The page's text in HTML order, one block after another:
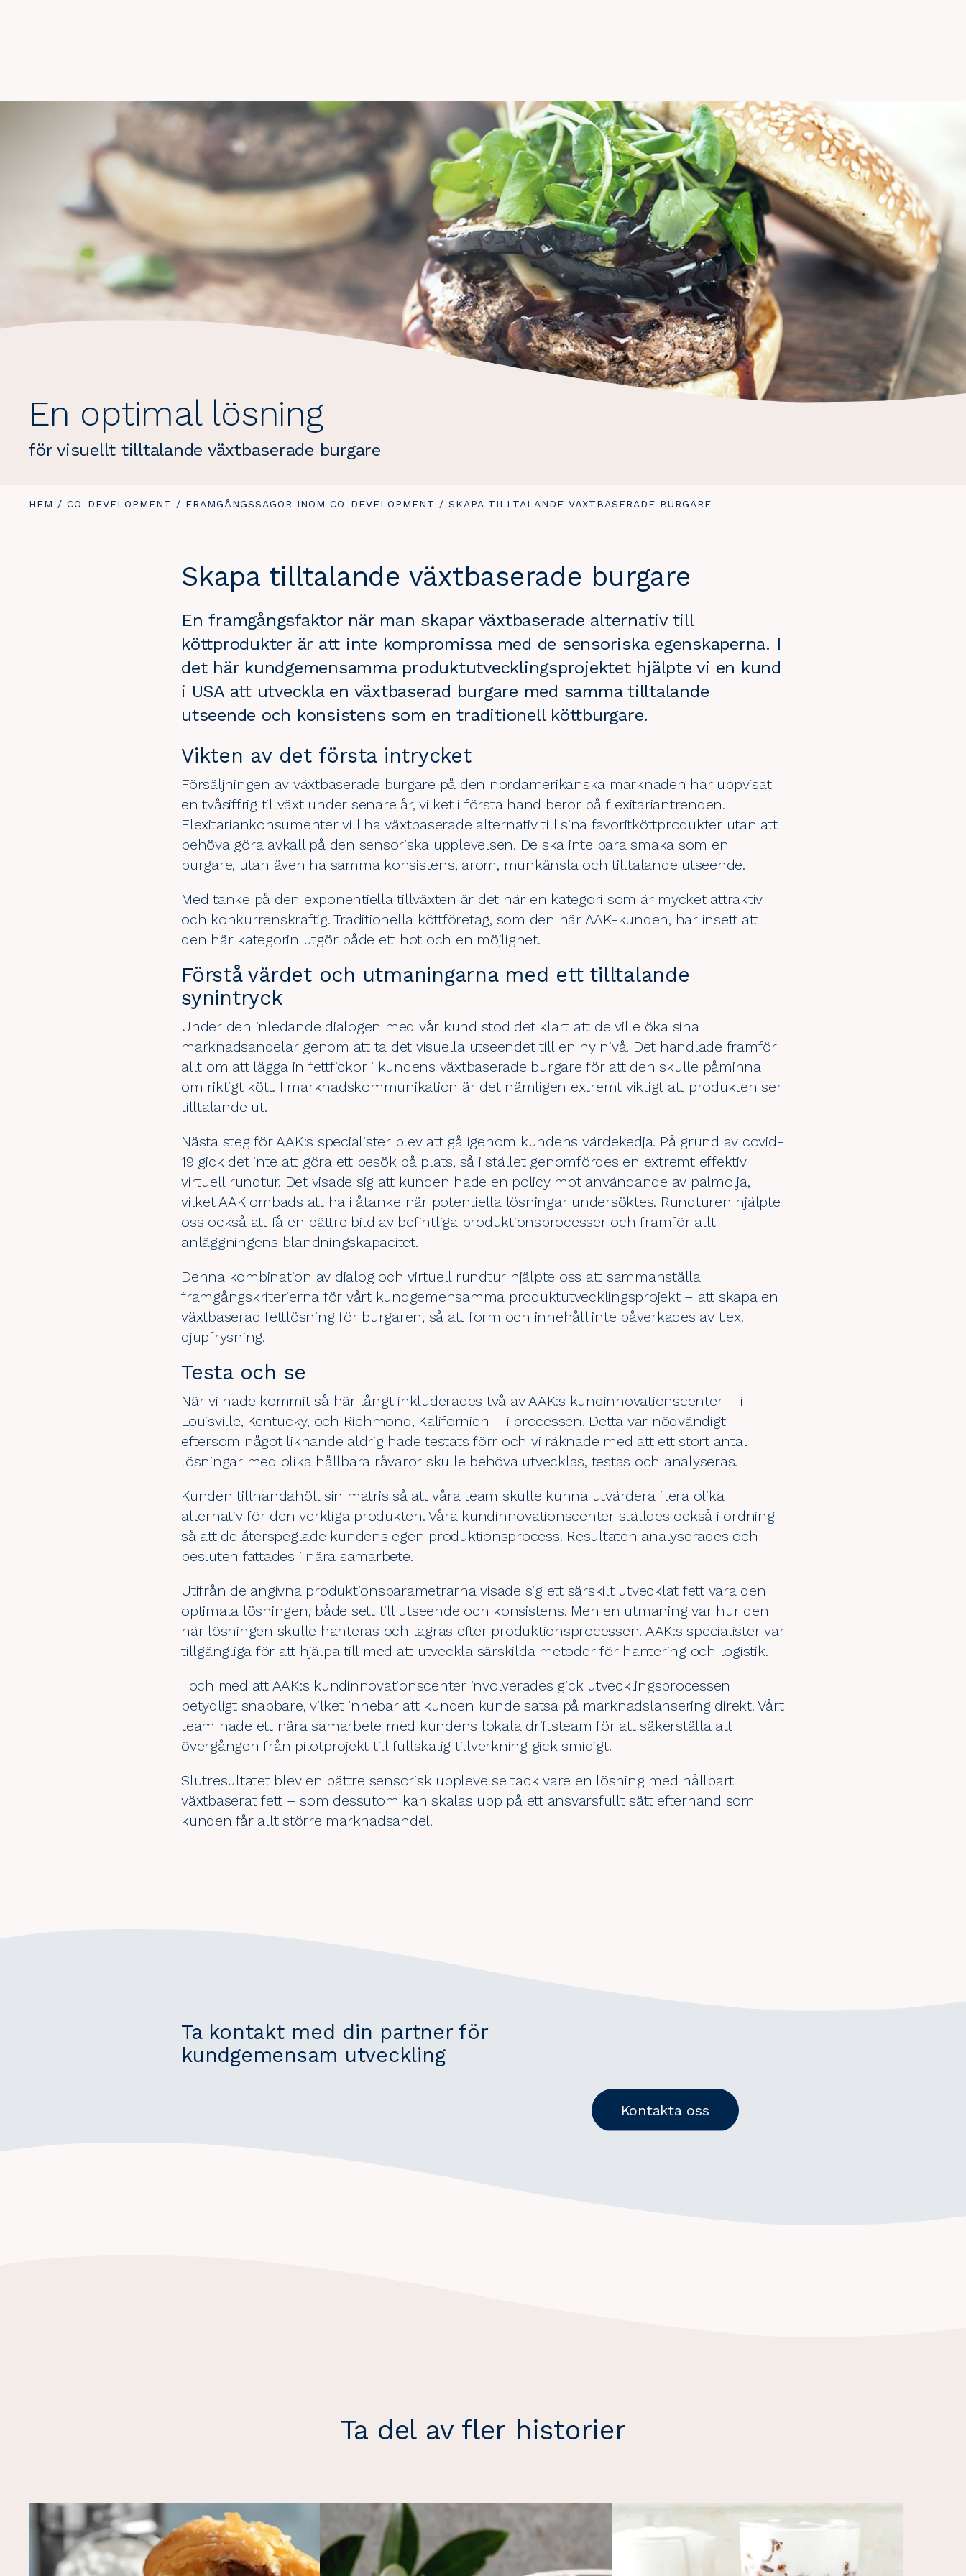
En optimal lösning
för visuellt tilltalande växtbaserade burgare
DU
HEM / CO-DEVELOPMENT / FRAMGÅNGSSAGOR INOM CO-DEVELOPMENT / DU
SKAPA TILLTALANDE VÄXTBASERADE BURGARE
Skapa tilltalande växtbaserade burgare
En framgångsfaktor när man skapar växtbaserade alternativ till
köttprodukter är att inte kompromissa med de sensoriska egenskaperna. I
det här kundgemensamma produktutvecklingsprojektet hjälpte vi en kund
i USA att utveckla en växtbaserad burgare med samma tilltalande
utseende och konsistens som en traditionell köttburgare.
Vikten av det första intrycket
Försäljningen av växtbaserade burgare på den nordamerikanska marknaden har uppvisat
en tvåsiffrig tillväxt under senare år, vilket i första hand beror på flexitariantrenden.
Flexitariankonsumenter vill ha växtbaserade alternativ till sina favoritköttprodukter utan att
behöva göra avkall på den sensoriska upplevelsen. De ska inte bara smaka som en
burgare, utan även ha samma konsistens, arom, munkänsla och tilltalande utseende.
Med tanke på den exponentiella tillväxten är det här en kategori som är mycket attraktiv
och konkurrenskraftig. Traditionella köttföretag, som den här AAK-kunden, har insett att
den här kategorin utgör både ett hot och en möjlighet.
Förstå värdet och utmaningarna med ett tilltalande
synintryck
Under den inledande dialogen med vår kund stod det klart att de ville öka sina
marknadsandelar genom att ta det visuella utseendet till en ny nivå. Det handlade framför
allt om att lägga in fettfickor i kundens växtbaserade burgare för att den skulle påminna
om riktigt kött. I marknadskommunikation är det nämligen extremt viktigt att produkten ser
tilltalande ut.
Nästa steg för AAK:s specialister blev att gå igenom kundens värdekedja. På grund av covid-
19 gick det inte att göra ett besök på plats, så i stället genomfördes en extremt effektiv
virtuell rundtur. Det visade sig att kunden hade en policy mot användande av palmolja,
vilket AAK ombads att ha i åtanke när potentiella lösningar undersöktes. Rundturen hjälpte
oss också att få en bättre bild av befintliga produktionsprocesser och framför allt
anläggningens blandningskapacitet.
Denna kombination av dialog och virtuell rundtur hjälpte oss att sammanställa
framgångskriterierna för vårt kundgemensamma produktutvecklingsprojekt – att skapa en
växtbaserad fettlösning för burgaren, så att form och innehåll inte påverkades av t.ex.
djupfrysning.
Testa och se
När vi hade kommit så här långt inkluderades två av AAK:s kundinnovationscenter – i
Louisville, Kentucky, och Richmond, Kalifornien – i processen. Detta var nödvändigt
eftersom något liknande aldrig hade testats förr och vi räknade med att ett stort antal
lösningar med olika hållbara råvaror skulle behöva utvecklas, testas och analyseras.
Kunden tillhandahöll sin matris så att våra team skulle kunna utvärdera flera olika
alternativ för den verkliga produkten. Våra kundinnovationscenter ställdes också i ordning
så att de återspeglade kundens egen produktionsprocess. Resultaten analyserades och
besluten fattades i nära samarbete.
Utifrån de angivna produktionsparametrarna visade sig ett särskilt utvecklat fett vara den
optimala lösningen, både sett till utseende och konsistens. Men en utmaning var hur den
här lösningen skulle hanteras och lagras efter produktionsprocessen. AAK:s specialister var
tillgängliga för att hjälpa till med att utveckla särskilda metoder för hantering och logistik.
I och med att AAK:s kundinnovationscenter involverades gick utvecklingsprocessen
betydligt snabbare, vilket innebar att kunden kunde satsa på marknadslansering direkt. Vårt
team hade ett nära samarbete med kundens lokala driftsteam för att säkerställa att
övergången från pilotprojekt till fullskalig tillverkning gick smidigt.
Slutresultatet blev en bättre sensorisk upplevelse tack vare en lösning med hållbart
växtbaserat fett – som dessutom kan skalas upp på ett ansvarsfullt sätt efterhand som
kunden får allt större marknadsandel.
Ta kontakt med din partner för
kundgemensam utveckling
Kontakta oss
Ta del av fler historier